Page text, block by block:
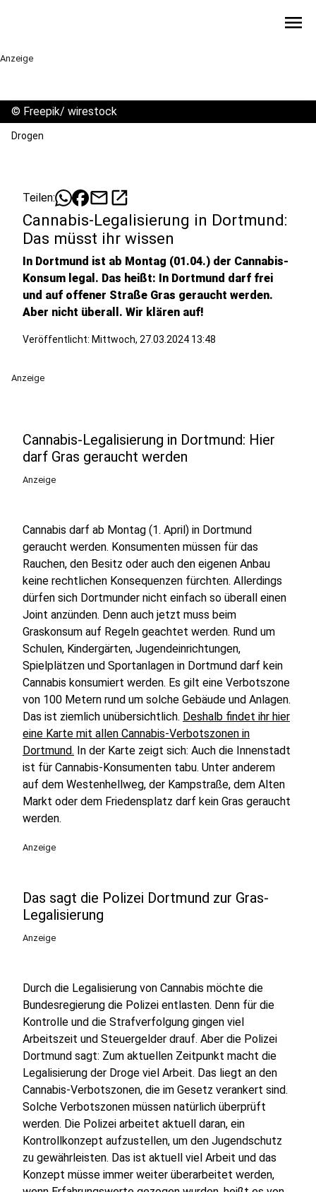
menu
Anzeige
© Freepik/ wirestock
Drogen
Teilen: mailopen_in_new
Cannabis-Legalisierung in Dortmund:
Das müsst ihr wissen
In Dortmund ist ab Montag (01.04.) der Cannabis-
Konsum legal. Das heißt: In Dortmund darf frei
und auf offener Straße Gras geraucht werden.
Aber nicht überall. Wir klären auf!
Veröffentlicht: Mittwoch, 27.03.2024 13:48
Anzeige
Cannabis-Legalisierung in Dortmund: Hier
darf Gras geraucht werden
Anzeige
Cannabis darf ab Montag (1. April) in Dortmund
geraucht werden. Konsumenten müssen für das
Rauchen, den Besitz oder auch den eigenen Anbau
keine rechtlichen Konsequenzen fürchten. Allerdings
dürfen sich Dortmunder nicht einfach so überall einen
Joint anzünden. Denn auch jetzt muss beim
Graskonsum auf Regeln geachtet werden. Rund um
Schulen, Kindergärten, Jugendeinrichtungen,
Spielplätzen und Sportanlagen in Dortmund darf kein
Cannabis konsumiert werden. Es gilt eine Verbotszone
von 100 Metern rund um solche Gebäude und Anlagen.
Das ist ziemlich unübersichtlich. Deshalb findet ihr hier
eine Karte mit allen Cannabis-Verbotszonen in
Dortmund. In der Karte zeigt sich: Auch die Innenstadt
ist für Cannabis-Konsumenten tabu. Unter anderem
auf dem Westenhellweg, der Kampstraße, dem Alten
Markt oder dem Friedensplatz darf kein Gras geraucht
werden.
Anzeige
Das sagt die Polizei Dortmund zur Gras-
Legalisierung
Anzeige
Durch die Legalisierung von Cannabis möchte die
Bundesregierung die Polizei entlasten. Denn für die
Kontrolle und die Strafverfolgung gingen viel
Arbeitszeit und Steuergelder drauf. Aber die Polizei
Dortmund sagt: Zum aktuellen Zeitpunkt macht die
Legalisierung der Droge viel Arbeit. Das liegt an den
Cannabis-Verbotszonen, die im Gesetz verankert sind.
Solche Verbotszonen müssen natürlich überprüft
werden. Die Polizei arbeitet aktuell daran, ein
Kontrollkonzept aufzustellen, um den Jugendschutz
zu gewährleisten. Das ist aktuell viel Arbeit und das
Konzept müsse immer weiter überarbeitet werden,